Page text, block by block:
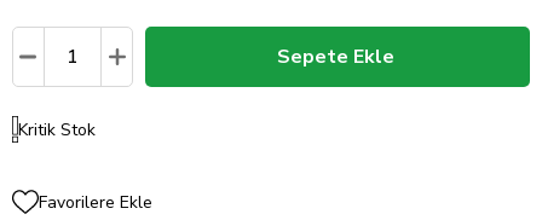
Kritik Stok
Favorilere Ekle